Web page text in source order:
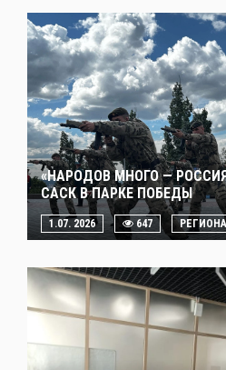
«НАРОДОВ МНОГО —
САСК В ПАРКЕ ПОБЕДЫ
1.07. 2026 647